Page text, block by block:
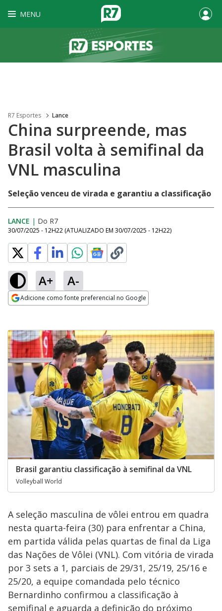
MENU
R7 Esportes Lance
China surpreende, mas
Brasil volta à semifinal da
VNL masculina
Seleção venceu de virada e garantiu a classificação
LANCE | Do R7
30/07/2025 - 12H22 (ATUALIZADO EM 30/07/2025 - 12H22)
A+ A-
Adicione como fonte preferencial no Google
Brasil garantiu classificação à semifinal da VNL
Volleyball World
A seleção masculina de vôlei entrou em quadra
nesta quarta-feira (30) para enfrentar a China,
em partida válida pelas quartas de final da Liga
das Nações de Vôlei (VNL). Com vitória de virada
por 3 sets a 1, parciais de 29/31, 25/19, 25/16 e
25/20, a equipe comandada pelo técnico
Bernardinho confirmou a classificação à
semifinal e aguarda a definição do próximo